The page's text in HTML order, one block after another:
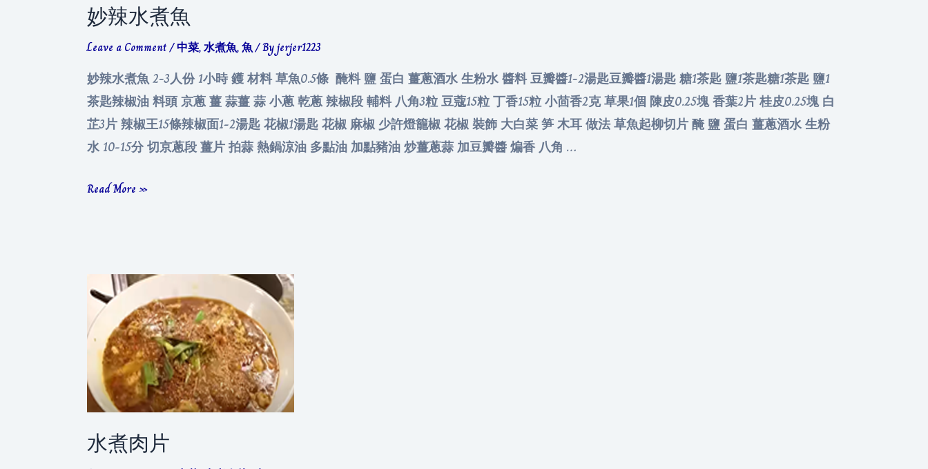
妙辣水煮魚
Leave a Comment/中菜,水煮魚,魚/ Byjerjer1223
妙辣水煮魚 2-3人份 1小時 鑊 材料 草魚0.5條 醃料 鹽 蛋白 薑蔥酒水 生粉水 醬料 豆瓣醬1-2湯匙豆瓣醬1湯匙 糖1茶匙 鹽1茶匙糖1茶匙 鹽1
茶匙辣椒油 料頭 京蔥 薑 蒜薑 蒜 小蔥 乾蔥 辣椒段 輔料 八角3粒 豆蔻15粒 丁香15粒 小茴香2克 草果1個 陳皮0.25塊 香葉2片 桂皮0.25塊 白
芷3片 辣椒王15條辣椒面1-2湯匙 花椒1湯匙 花椒 麻椒 少許燈籠椒 花椒 裝飾 大白菜 笋 木耳 做法 草魚起柳切片 醃 鹽 蛋白 薑蔥酒水 生粉
水 10-15分 切京蔥段 薑片 拍蒜 熱鍋涼油 多點油 加點豬油 炒薑蔥蒜 加豆瓣醬 煸香 八角 …
妙
Read More »
水煮肉片